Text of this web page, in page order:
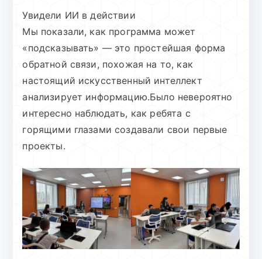
Увидели ИИ в действии
Мы показали, как программа может
«подсказывать» — это простейшая форма
обратной связи, похожая на то, как
настоящий искусственный интеллект
анализирует информацию.Было невероятно
интересно наблюдать, как ребята с
горящими глазами создавали свои первые
проекты.